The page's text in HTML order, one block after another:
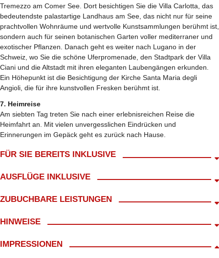
Tremezzo am Comer See. Dort besichtigen Sie die Villa Carlotta, das
bedeutendste palastartige Landhaus am See, das nicht nur für seine
prachtvollen Wohnräume und wertvolle Kunstsammlungen berühmt ist,
sondern auch für seinen botanischen Garten voller mediterraner und
exotischer Pflanzen. Danach geht es weiter nach Lugano in der
Schweiz, wo Sie die schöne Uferpromenade, den Stadtpark der Villa
Ciani und die Altstadt mit ihren eleganten Laubengängen erkunden.
Ein Höhepunkt ist die Besichtigung der Kirche Santa Maria degli
Angioli, die für ihre kunstvollen Fresken berühmt ist.
7. Heimreise
Am siebten Tag treten Sie nach einer erlebnisreichen Reise die
Heimfahrt an. Mit vielen unvergesslichen Eindrücken und
Erinnerungen im Gepäck geht es zurück nach Hause.
FÜR SIE BEREITS INKLUSIVE
Abholung ab Wohnort gratis!*
Fahrt im modernen 4* Fernreisebus
Bordbegleitung
3x Übernachtung / FR im Hotel Belverde*** in Manerba del Garda
6x Abendessen als 3- Gang- Menü
AUSFLÜGE INKLUSIVE
Ausflug Iseosee/ Franciacorta inkl. Reiseleitung
Ausflug Comer See inkl. Reiseleitung
Schifffahrt zu den 3 Borromäischen Inseln
ZUBUCHBARE LEISTUNGEN
Ortstaxe
HINWEISE
IMPRESSIONEN